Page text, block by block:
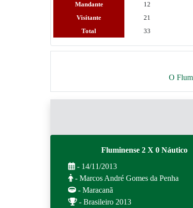
Mandante 12
Visitante
21
Total
33
O
Fluminense 2 X 0 Náutico
- 14/11/2013
- Marcos André Gomes da Penha
- Maracanã
- Brasileiro 2013